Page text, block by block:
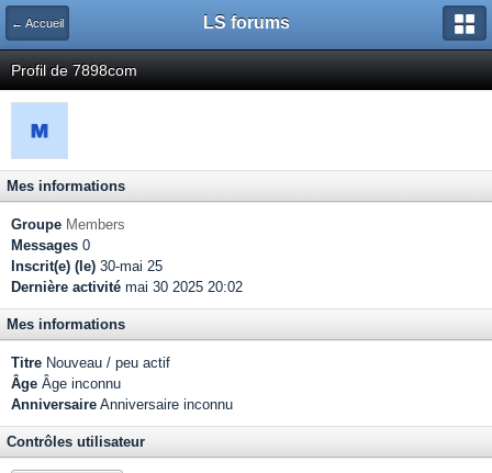
← Accueil LS forums
Profil de 7898com
Mes informations
Groupe Members
Messages 0
Inscrit(e) (le) 30-mai 25
Dernière activité mai 30 2025 20:02
Mes informations
Titre Nouveau / peu actif
Âge Âge inconnu
Anniversaire Anniversaire inconnu
Contrôles utilisateur